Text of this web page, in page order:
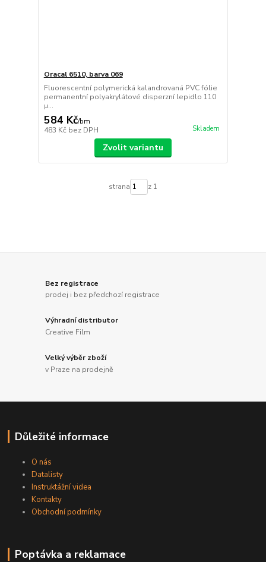
Oracal 6510, barva 069
Fluorescentní polymerická kalandrovaná PVC fólie
permanentní polyakrylátové disperzní lepidlo 110
µ...
584 Kč/bm
483 Kč bez DPH Skladem
Zvolit variantu
strana z 1
Bez registrace
prodej i bez předchozí registrace
Výhradní distributor
Creative Film
Velký výběr zboží
v Praze na prodejně
Důležité informace
O nás
Datalisty
Instruktážní videa
Kontakty
Obchodní podmínky
Poptávka a reklamace